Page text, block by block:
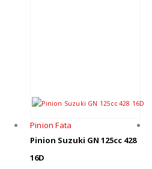
Pinion Fata
Pinion Suzuki GN 125cc 428
16D